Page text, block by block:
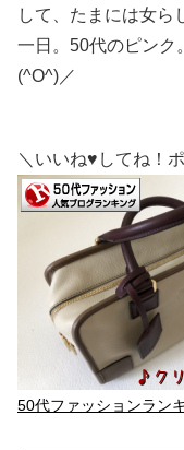
して、たまには女ら
一日。50代のピンク
(^O^)／
＼いいね♥してね！
50代ファッションラン